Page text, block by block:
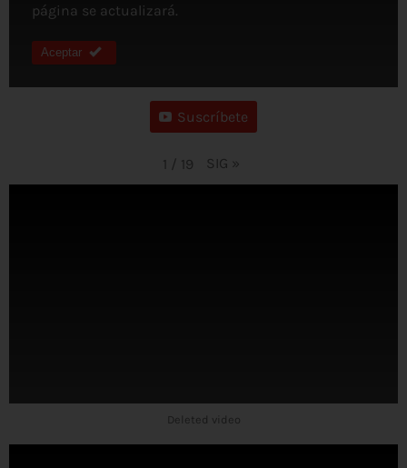
página se actualizará.
Aceptar
Suscríbete
1 / 19 SIG »
Deleted video